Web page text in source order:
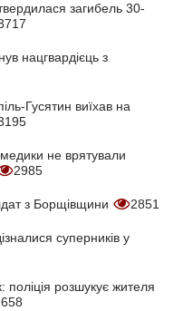
загибель 30-
нацгвардієць з
Гусятин виїхав на
не врятували
2985
з Борщівщини 2851
суперників у
розшукує жителя